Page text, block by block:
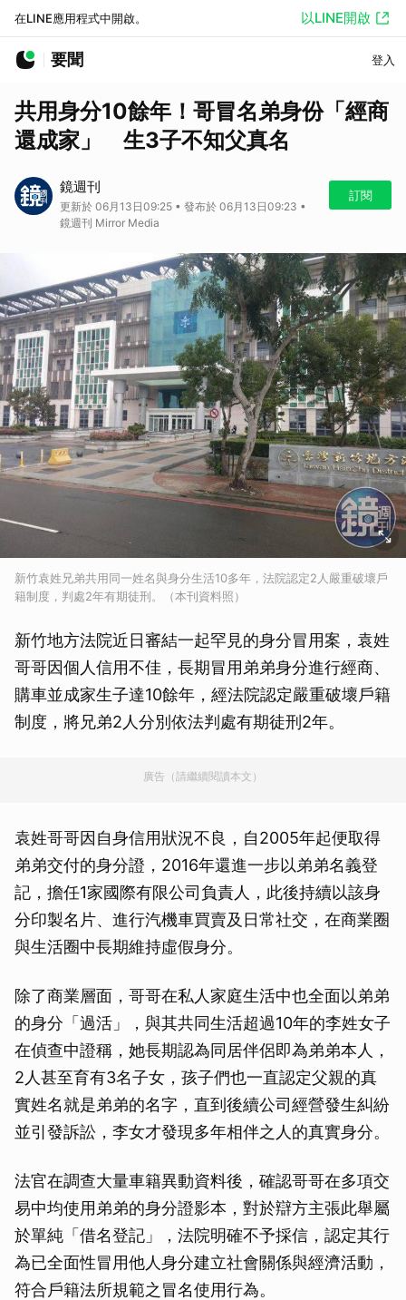
在LINE應用程式中開啟。 以LINE開啟
要聞 登入
共用身分10餘年！哥冒名弟身份「經商
還成家」 生3子不知父真名
鏡週刊
更新於 06月13日09:25 • 發布於 06月13日09:23 •
鏡週刊 Mirror Media
訂閱
新竹袁姓兄弟共用同一姓名與身分生活10多年，法院認定2人嚴重破壞戶
籍制度，判處2年有期徒刑。（本刊資料照）
新竹地方法院近日審結一起罕見的身分冒用案，袁姓
哥哥因個人信用不佳，長期冒用弟弟身分進行經商、
購車並成家生子達10餘年，經法院認定嚴重破壞戶籍
制度，將兄弟2人分別依法判處有期徒刑2年。
廣告（請繼續閱讀本文）
袁姓哥哥因自身信用狀況不良，自2005年起便取得
弟弟交付的身分證，2016年還進一步以弟弟名義登
記，擔任1家國際有限公司負責人，此後持續以該身
分印製名片、進行汽機車買賣及日常社交，在商業圈
與生活圈中長期維持虛假身分。
除了商業層面，哥哥在私人家庭生活中也全面以弟弟
的身分「過活」，與其共同生活超過10年的李姓女子
在偵查中證稱，她長期認為同居伴侶即為弟弟本人，
2人甚至育有3名子女，孩子們也一直認定父親的真
實姓名就是弟弟的名字，直到後續公司經營發生糾紛
並引發訴訟，李女才發現多年相伴之人的真實身分。
法官在調查大量車籍異動資料後，確認哥哥在多項交
易中均使用弟弟的身分證影本，對於辯方主張此舉屬
於單純「借名登記」，法院明確不予採信，認定其行
為已全面性冒用他人身分建立社會關係與經濟活動，
符合戶籍法所規範之冒名使用行為。